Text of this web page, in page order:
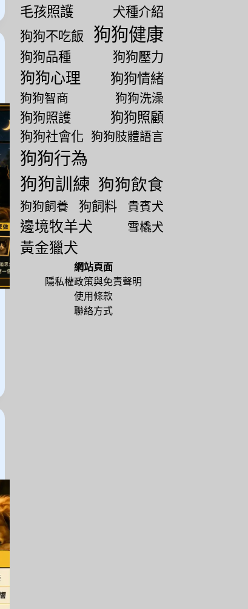
毛孩照護
犬種介紹
狗狗不吃飯
狗狗健康
狗狗品種 狗狗壓力
狗狗心理 狗狗情緒
狗狗智商 狗狗洗澡
狗狗照護 狗狗照顧
狗狗社會化 狗狗肢體語言
狗狗行為
狗狗訓練 狗狗飲食
狗狗飼養 狗飼料 貴賓犬
邊境牧羊犬 雪橇犬
黃金獵犬
網站頁面
隱私權政策與免責聲明
使用條款
聯絡方式